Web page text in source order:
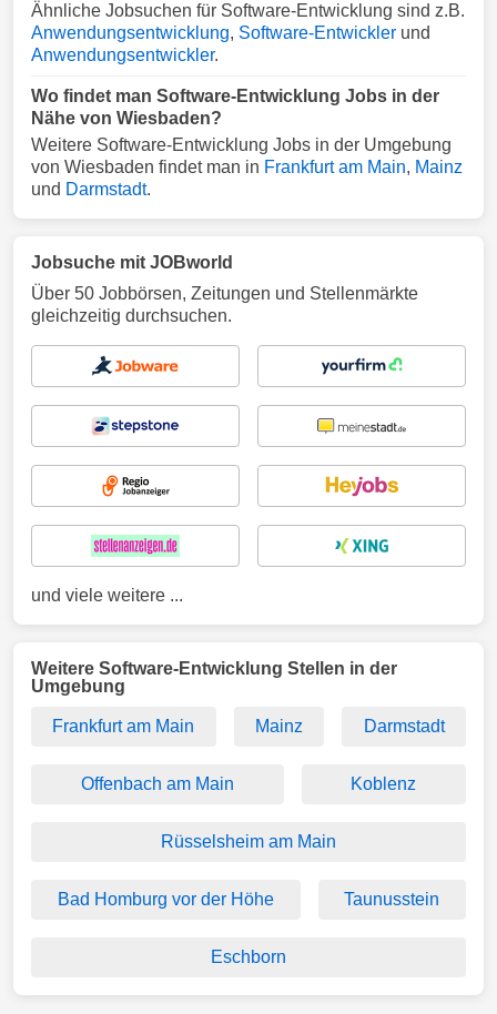
Ähnliche Jobsuchen für Software-Entwicklung sind z.B.
Anwendungsentwicklung, Software-Entwickler und
Anwendungsentwickler.
Wo findet man Software-Entwicklung Jobs in der
Nähe von Wiesbaden?
Weitere Software-Entwicklung Jobs in der Umgebung
von Wiesbaden findet man in Frankfurt am Main, Mainz
und Darmstadt.
Jobsuche mit JOBworld
Über 50 Jobbörsen, Zeitungen und Stellenmärkte
gleichzeitig durchsuchen.
und viele weitere ...
Weitere Software-Entwicklung Stellen in der
Umgebung
Frankfurt am Main Mainz Darmstadt
Offenbach am Main Koblenz
Rüsselsheim am Main
Bad Homburg vor der Höhe Taunusstein
Eschborn